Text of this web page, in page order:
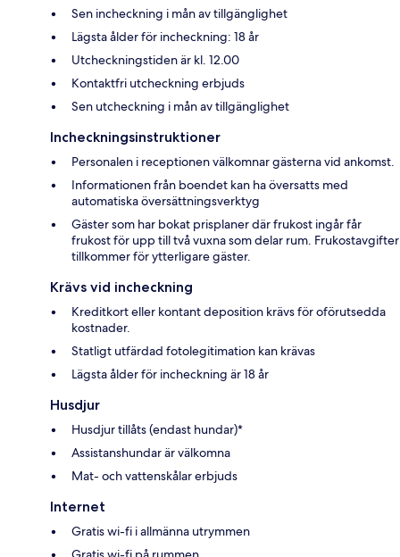
Sen incheckning i mån av tillgänglighet
Lägsta ålder för incheckning: 18 år
Utcheckningstiden är kl. 12.00
Kontaktfri utcheckning erbjuds
Sen utcheckning i mån av tillgänglighet
Incheckningsinstruktioner
Personalen i receptionen välkomnar gästerna vid ankomst.
Informationen från boendet kan ha översatts med
automatiska översättningsverktyg
Gäster som har bokat prisplaner där frukost ingår får
frukost för upp till två vuxna som delar rum. Frukostavgifter
tillkommer för ytterligare gäster.
Krävs vid incheckning
Kreditkort eller kontant deposition krävs för oförutsedda
kostnader.
Statligt utfärdad fotolegitimation kan krävas
Lägsta ålder för incheckning är 18 år
Husdjur
Husdjur tillåts (endast hundar)*
Assistanshundar är välkomna
Mat- och vattenskålar erbjuds
Internet
Gratis wi-fi i allmänna utrymmen